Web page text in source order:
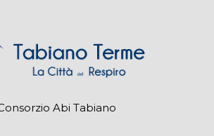
Abi Tabiano